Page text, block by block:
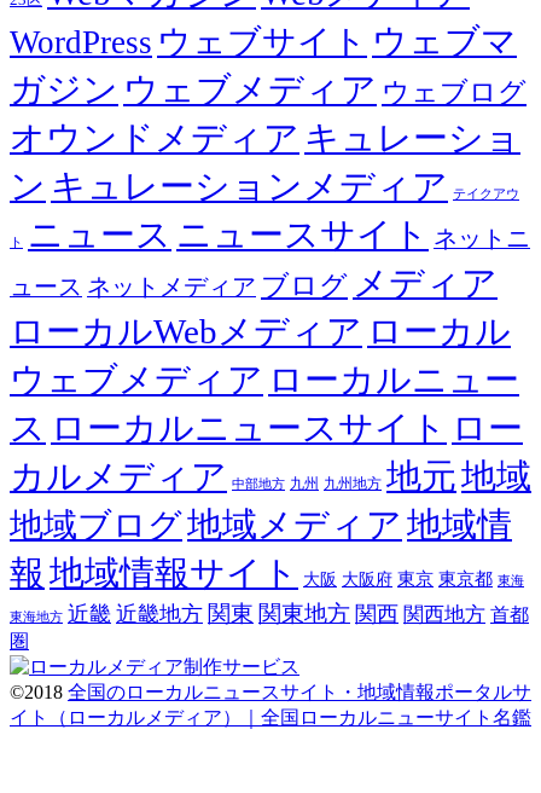
WordPress ウェブサイト ウェブマ
ガジン ウェブメディア ウェブログ
オウンドメディア キュレーショ
ン キュレーションメディア テイクアウ
ト ニュース ニュースサイト ネットニ
ュース ネットメディア ブログ メディア
ローカルWebメディア ローカル
ウェブメディア ローカルニュー
ス ローカルニュースサイト ロー
カルメディア 中部地方 九州 九州地方 地元地域
地域ブログ地域メディア 地域情
報 地域情報サイト 大阪 大阪府 東京 東京都 東海
東海地方 近畿 近畿地方 関東 関東地方 関西 関西地方 首都
圏
©2018 全国のローカルニュースサイト・地域情報ポータルサ
イト（ローカルメディア）｜全国ローカルニューサイト名鑑